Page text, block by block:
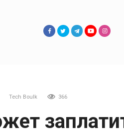
Tech Boulk 366